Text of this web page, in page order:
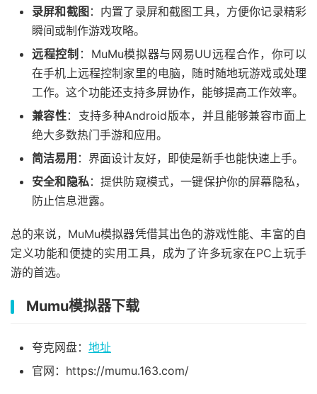
录屏和截图 ：内置了录屏和截图工具，方便你记录精彩
瞬间或制作游戏攻略。
远程控制 ：MuMu模拟器与网易UU远程合作，你可以
在手机上远程控制家里的电脑，随时随地玩游戏或处理
工作。这个功能还支持多屏协作，能够提高工作效率。
兼容性：支持多种Android版本，并且能够兼容市面上
绝大多数热门手游和应用。
简洁易用 ：界面设计友好，即使是新手也能快速上手。
安全和隐私：提供防窥模式，一键保护你的屏幕隐私，
防止信息泄露。
总的来说，MuMu模拟器凭借其出色的游戏性能、丰富的自
定义功能和便捷的实用工具，成为了许多玩家在PC上玩手
游的首选。
Mumu模拟器下载
夸克网盘： 地址
官网：https://mumu.163.com/